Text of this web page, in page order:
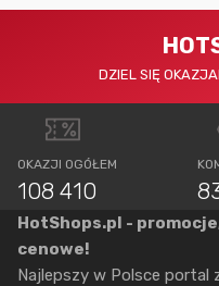
DZIEL SIĘ
OKAZJI OGÓŁEM
108 410
HotShops.pl -
cenowe!
Najlepszy w Polsce portal